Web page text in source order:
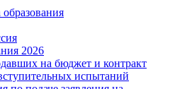
2026
на бюджет и контракт
испытаний